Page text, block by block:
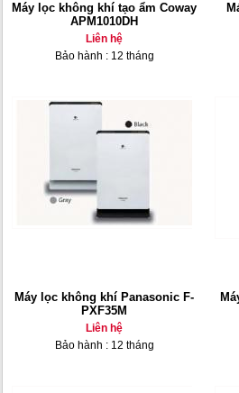
Máy lọc không khí tạo ẩm Coway
APM1010DH
Liên hệ
Bảo hành : 12 tháng
Máy lọc không khí Panasonic F-
PXF35M
Liên hệ
Bảo hành : 12 tháng